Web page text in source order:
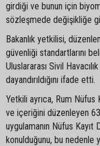
girdiği ve bunun için
sözleşmede değişikliğe
Bakanlık yetkilisi,
güvenliği standartlarını
Uluslararası Sivil
dayandırıldığını ifade etti.
Yetkili ayrıca, Rum Nüfus
ve içeriğini düzenleyen
uygulamanın Nüfus Kayıt
konulduğunu, bu nedenle